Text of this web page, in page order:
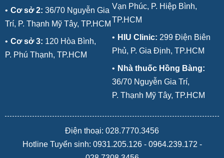
• Cơ sở 2: 36/70 Nguyễn Gia
Trí, P. Thạnh Mỹ Tây, TP.HCM
• Cơ sở 3: 120 Hòa Bình,
P. Phú Thạnh, TP.HCM
Vạn Phúc, P. Hiệp Bình,
TP.HCM
• HIU Clinic: 299 Điện Biên
Phủ, P. Gia Định, TP.HCM
• Nhà thuốc Hồng Bàng:
36/70 Nguyễn Gia Trí,
P. Thạnh Mỹ Tây, TP.HCM
Điện thoại: 028.7770.3456
Hotline Tuyển sinh: 0931.205.126- 0964.239.172 -